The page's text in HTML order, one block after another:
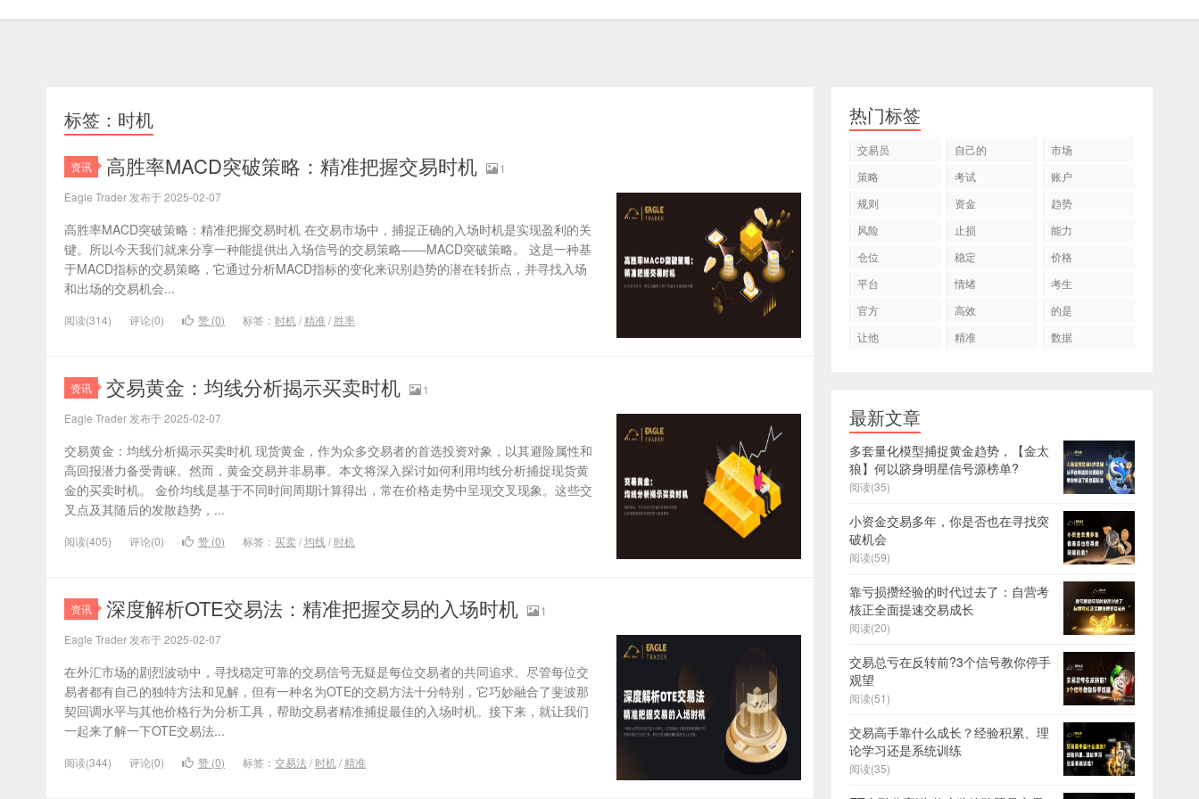
标签：时机
资讯 高胜率MACD突破策略：精准把握交易时机
1
Eagle Trader 发布于 2025-02-07
高胜率MACD突破策略：精准把握交易时机 在交易市场中，捕捉正确的入场时机是实现盈利的关
键。所以今天我们就来分享一种能提供出入场信号的交易策略——MACD突破策略。 这是一种基
于MACD指标的交易策略，它通过分析MACD指标的变化来识别趋势的潜在转折点，并寻找入场
和出场的交易机会...
阅读(314) 评论(0) 赞 (0) 标签： 时机/ 精准/ 胜率
资讯 交易黄金：均线分析揭示买卖时机
1
Eagle Trader 发布于 2025-02-07
交易黄金：均线分析揭示买卖时机 现货黄金，作为众多交易者的首选投资对象，以其避险属性和
高回报潜力备受青睐。然而，黄金交易并非易事。本文将深入探讨如何利用均线分析捕捉现货黄
金的买卖时机。 金价均线是基于不同时间周期计算得出，常在价格走势中呈现交叉现象。这些交
叉点及其随后的发散趋势，...
阅读(405) 评论(0) 赞 (0) 标签： 买卖 /均线 / 时机
资讯 ​深度解析OTE交易法：精准把握交易的入场时机
1
Eagle Trader 发布于 2025-02-07
在外汇市场的剧烈波动中，寻找稳定可靠的交易信号无疑是每位交易者的共同追求。尽管每位交
易者都有自己的独特方法和见解，但有一种名为OTE的交易方法十分特别，它巧妙融合了斐波那
契回调水平与其他价格行为分析工具，帮助交易者精准捕捉最佳的入场时机。接下来，就让我们
一起来了解一下OTE交易法...
阅读(344) 评论(0) 赞 (0) 标签： 交易法 / 时机/ 精准
热门标签
交易员 自己的
市场
策略
考试
账户
规则
资金
趋势
风险
止损
能力
仓位
稳定
价格
平台
情绪
考生
官方
高效
的是
让他
精准 数据
最新文章
多套量化模型捕捉黄金趋势，【金太
狼】何以跻身明星信号源榜单?
阅读(35)
小资金交易多年，你是否也在寻找突
破机会
阅读(59)
靠亏损攒经验的时代过去了：自营考
核正全面提速交易成长
阅读(20)
交易总亏在反转前?3个信号教你停手
观望
阅读(51)
交易高手靠什么成长？经验积累、理
论学习还是系统训练
阅读(35)